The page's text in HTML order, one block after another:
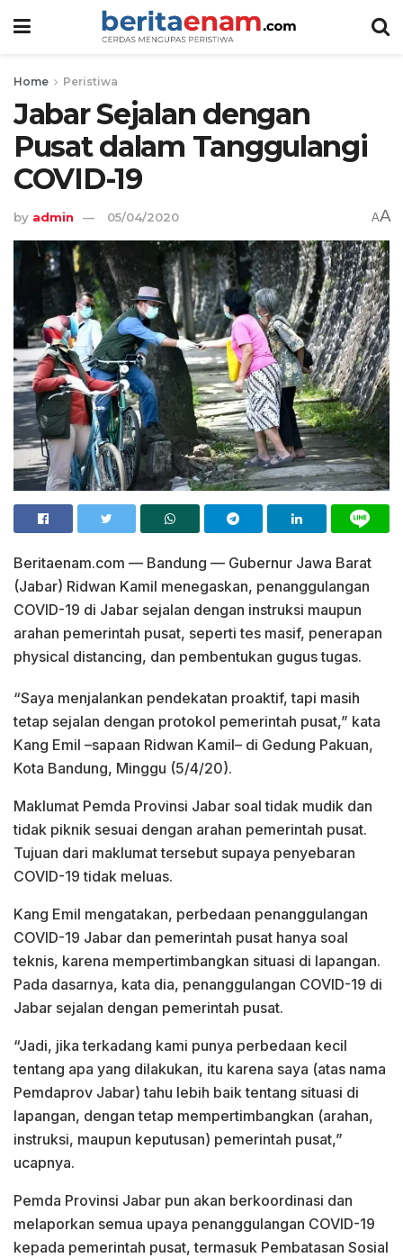
Home Peristiwa
Jabar Sejalan dengan
Pusat dalam Tanggulangi
COVID-19
by admin 05/04/2020 AA
Beritaenam.com — Bandung — Gubernur Jawa Barat
(Jabar) Ridwan Kamil menegaskan, penanggulangan
COVID-19 di Jabar sejalan dengan instruksi maupun
arahan pemerintah pusat, seperti tes masif, penerapan
physical distancing, dan pembentukan gugus tugas.
“Saya menjalankan pendekatan proaktif, tapi masih
tetap sejalan dengan protokol pemerintah pusat,” kata
Kang Emil –sapaan Ridwan Kamil– di Gedung Pakuan,
Kota Bandung, Minggu (5/4/20).
Maklumat Pemda Provinsi Jabar soal tidak mudik dan
tidak piknik sesuai dengan arahan pemerintah pusat.
Tujuan dari maklumat tersebut supaya penyebaran
COVID-19 tidak meluas.
Kang Emil mengatakan, perbedaan penanggulangan
COVID-19 Jabar dan pemerintah pusat hanya soal
teknis, karena mempertimbangkan situasi di lapangan.
Pada dasarnya, kata dia, penanggulangan COVID-19 di
Jabar sejalan dengan pemerintah pusat.
“Jadi, jika terkadang kami punya perbedaan kecil
tentang apa yang dilakukan, itu karena saya (atas nama
Pemdaprov Jabar) tahu lebih baik tentang situasi di
lapangan, dengan tetap mempertimbangkan (arahan,
instruksi, maupun keputusan) pemerintah pusat,”
ucapnya.
Pemda Provinsi Jabar pun akan berkoordinasi dan
melaporkan semua upaya penanggulangan COVID-19
kepada pemerintah pusat, termasuk Pembatasan Sosial